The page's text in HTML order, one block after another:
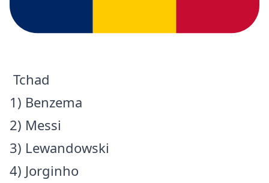
Tchad
1) Benzema
2) Messi
3) Lewandowski
4) Jorginho